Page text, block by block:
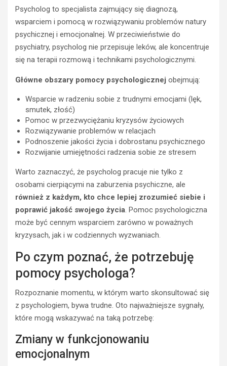
Psycholog to specjalista zajmujący się diagnozą,
wsparciem i pomocą w rozwiązywaniu problemów natury
psychicznej i emocjonalnej. W przeciwieństwie do
psychiatry, psycholog nie przepisuje leków, ale koncentruje
się na terapii rozmową i technikami psychologicznymi.
Główne obszary pomocy psychologicznej obejmują:
Wsparcie w radzeniu sobie z trudnymi emocjami (lęk,
smutek, złość)
Pomoc w przezwyciężaniu kryzysów życiowych
Rozwiązywanie problemów w relacjach
Podnoszenie jakości życia i dobrostanu psychicznego
Rozwijanie umiejętności radzenia sobie ze stresem
Warto zaznaczyć, że psycholog pracuje nie tylko z
osobami cierpiącymi na zaburzenia psychiczne, ale
również z każdym, kto chce lepiej zrozumieć siebie i
poprawić jakość swojego życia . Pomoc psychologiczna
może być cennym wsparciem zarówno w poważnych
kryzysach, jak i w codziennych wyzwaniach.
Po czym poznać, że potrzebuję
pomocy psychologa?
Rozpoznanie momentu, w którym warto skonsultować się
z psychologiem, bywa trudne. Oto najważniejsze sygnały,
które mogą wskazywać na taką potrzebę:
Zmiany w funkcjonowaniu
emocjonalnym